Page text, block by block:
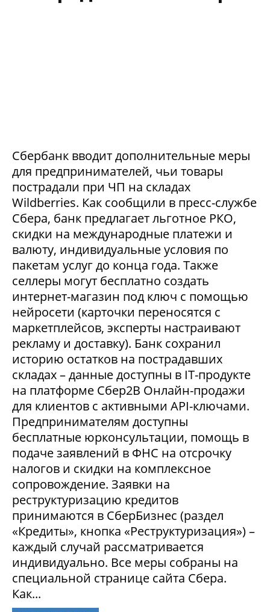
Сбербанк вводит дополнительные меры
для предпринимателей, чьи товары
пострадали при ЧП на складах
Wildberries. Как сообщили в пресс-службе
Сбера, банк предлагает льготное РКО,
скидки на международные платежи и
валюту, индивидуальные условия по
пакетам услуг до конца года. Также
селлеры могут бесплатно создать
интернет-магазин под ключ с помощью
нейросети (карточки переносятся с
маркетплейсов, эксперты настраивают
рекламу и доставку). Банк сохранил
историю остатков на пострадавших
складах – данные доступны в IT-продукте
на платформе Сбер2В Онлайн-продажи
для клиентов с активными API-ключами.
Предпринимателям доступны
бесплатные юрконсультации, помощь в
подаче заявлений в ФНС на отсрочку
налогов и скидки на комплексное
сопровождение. Заявки на
реструктуризацию кредитов
принимаются в СберБизнес (раздел
«Кредиты», кнопка «Реструктуризация») –
каждый случай рассматривается
индивидуально. Все меры собраны на
специальной странице сайта Сбера.
Как...